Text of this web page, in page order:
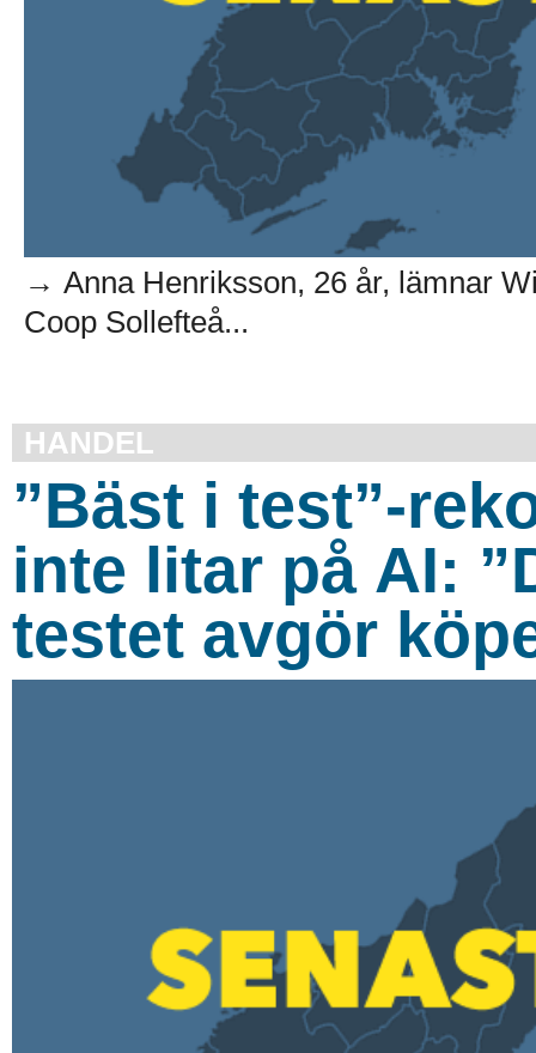
→ Anna Henriksson, 26 år, lämnar
Coop Sollefteå...
HANDEL
”Bäst i test”-
inte litar på AI:
testet avgör